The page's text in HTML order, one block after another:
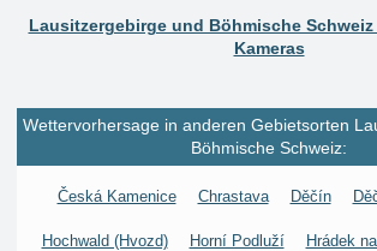
Lausitzergebirge und Böhmische Schweiz
Kameras
Wettervorhersage in anderen Gebietsorten
Böhmische Schweiz:
Česká Kamenice Chrastava Děčín
Hochwald (Hvozd) Horní Podluží Hrádek